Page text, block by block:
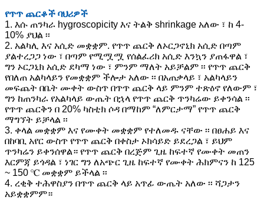
የጥጥ ጨርቆች ባህሪዎች
1. እሱ ጠንካራ hygroscopicity እና ትልቅ shrinkage አለው ፣ ከ 4-
10% ያህል ፡፡
2. አልካሊ እና አሲድ መቋቋም. የጥጥ ጨርቅ ለኦርጋኖኒክ አሲድ በጣም
ያልተረጋጋ ነው ፣ በጣም የሚሟሟ የሰልፈሪክ አሲድ እንኳን ያጠፋዋል ፣
ግን ኦርጋኒክ አሲድ ደካማ ነው ፣ ምንም ማለት አይቻልም ፡፡ የጥጥ ጨርቅ
የበለጠ አልካላይን የመቋቋም ችሎታ አለው ፡፡ በአጠቃላይ ፣ አልካላይን
መፍጨት በቤት ሙቀት ውስጥ በጥጥ ጨርቅ ላይ ምንም ተጽዕኖ የለውም ፣
ግን ከጠንካራ የአልካላይ ውጤት በኋላ የጥጥ ጨርቅ ጥንካሬው ይቀንሳል ፡፡
የጥጥ ጨርቅን በ 20% ካስቲክ ሶዳ በማከም “ለምርታማ” የጥጥ ጨርቅ
ማግኘት ይቻላል ፡፡
3. ቀላል መቋቋም እና የሙቀት መቋቋም የተለመዱ ናቸው ፡፡ በፀሐይ እና
በከባቢ አየር ውስጥ የጥጥ ጨርቅ በቀስታ ኦክሳይድ ይደረጋል ፣ ይህም
ጥንካሬን ይቀንሰዋል። የጥጥ ጨርቅ በረጅም ጊዜ ከፍተኛ የሙቀት መጠን
እርምጃ ይጎዳል ፣ ነገር ግን ለአጭር ጊዜ ከፍተኛ የሙቀት ሕክምናን ከ 125
~ 150 ℃ መቋቋም ይችላል ፡፡
4. ረቂቅ ተሕዋስያን በጥጥ ጨርቅ ላይ አጥፊ ውጤት አለው ፡፡ ሻጋታን
አይቋቋምም።